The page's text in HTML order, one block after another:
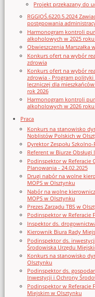
Projekt przekazany do
RGGIOŚ.6220.5.2024
postępowania
Harmonogram kontroli
alkoholowych w 2025
Obwieszczenia
Konkurs ofert na wybór
zdrowia
Konkurs ofert na wybór
zdrowia - Program
leczniczej dla
rok 2026
Harmonogram kontroli
alkoholowych w 2026
Praca
Konkurs na stanowisko
Noblistów Polskich w
Dyrektor Zespołu
Referent w Biurze
Podinspektor w Referacie
Planowania - 24.02.2025
Drugi nabór na wolne
MOPS w Olsztynku
Nabór na wolne
MOPS w Olsztynku
Prezes Zarządu TBS w
Podinspektor w Referacie
Inspektor ds.
Kierownik Biura Rady
Podinspektor ds.
Środowiska Urzędu
Konkurs na stanowisko
Olsztynku
Podinspektor ds.
Inwestycji i Ochrony
Podinspektor w Referacie
Miejskim w Olsztynku